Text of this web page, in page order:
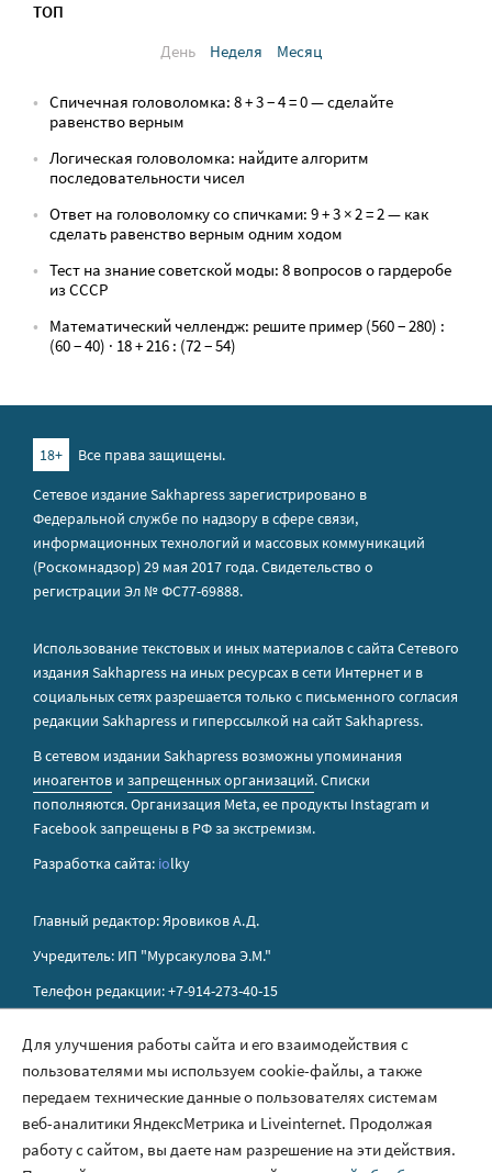
ТОП
День
Неделя Месяц
Спичечная головоломка: 8 + 3 − 4 = 0 — сделайте
равенство верным
Логическая головоломка: найдите алгоритм
последовательности чисел
Ответ на головоломку со спичками: 9 + 3 × 2 = 2 — как
сделать равенство верным одним ходом
Тест на знание советской моды: 8 вопросов о гардеробе
из СССР
Математический челлендж: решите пример (560 − 280) :
(60 − 40) · 18 + 216 : (72 − 54)
18+
Все права защищены.
Сетевое издание Sakhapress зарегистрировано в
Федеральной службе по надзору в сфере связи,
информационных технологий и массовых коммуникаций
(Роскомнадзор) 29 мая 2017 года. Свидетельство о
регистрации Эл № ФС77-69888.
Использование текстовых и иных материалов с сайта Сетевого
издания Sakhapress на иных ресурсах в сети Интернет и в
социальных сетях разрешается только с письменного согласия
редакции Sakhapress и гиперссылкой на сайт Sakhapress.
В сетевом издании Sakhapress возможны упоминания
иноагентов и запрещенных организаций. Списки
пополняются. Организация Metа, ее продукты Instagram и
Facebook запрещены в РФ за экстремизм.
Разработка сайта: iolky
Главный редактор: Яровиков А.Д.
Учредитель: ИП "Мурсакулова Э.М."
Телефон редакции: +7-914-273-40-15
Правила сайта
Политика обработки персональных данных
Размещение рекламы
Для улучшения работы сайта и его взаимодействия с
пользователями мы используем cookie-файлы, а также
передаем технические данные о пользователях системам
веб-аналитики ЯндексМетрика и Liveinternet. Продолжая
работу с сайтом, вы даете нам разрешение на эти действия.